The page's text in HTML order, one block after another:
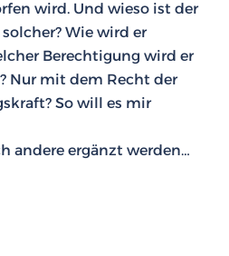
wird. Und wieso ist der
Wie wird er
Berechtigung wird er
Nur mit dem Recht der
So will es mir
andere ergänzt werden…